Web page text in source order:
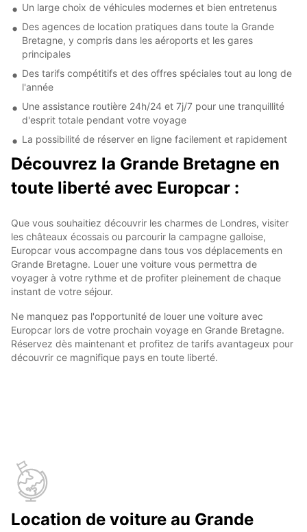
Un large choix de véhicules modernes et bien entretenus
Des agences de location pratiques dans toute la Grande
Bretagne, y compris dans les aéroports et les gares
principales
Des tarifs compétitifs et des offres spéciales tout au long de
l'année
Une assistance routière 24h/24 et 7j/7 pour une tranquillité
d'esprit totale pendant votre voyage
La possibilité de réserver en ligne facilement et rapidement
Découvrez la Grande Bretagne en
toute liberté avec Europcar :
Que vous souhaitiez découvrir les charmes de Londres, visiter
les châteaux écossais ou parcourir la campagne galloise,
Europcar vous accompagne dans tous vos déplacements en
Grande Bretagne. Louer une voiture vous permettra de
voyager à votre rythme et de profiter pleinement de chaque
instant de votre séjour.
Ne manquez pas l'opportunité de louer une voiture avec
Europcar lors de votre prochain voyage en Grande Bretagne.
Réservez dès maintenant et profitez de tarifs avantageux pour
découvrir ce magnifique pays en toute liberté.
Location de voiture au Grande